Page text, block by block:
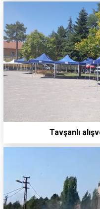
Tavşanlı